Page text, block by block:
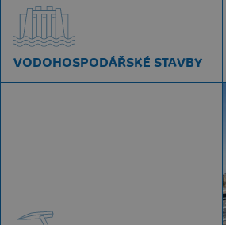
VODOHOSPODÁŘSKÉ STAVBY